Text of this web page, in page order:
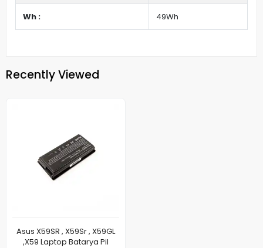
Wh : 49Wh
Recently Viewed
Asus X59SR , X59Sr , X59GL
,X59 Laptop Batarya Pil